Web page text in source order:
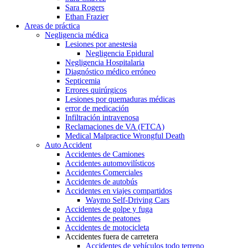
Sara Rogers
Ethan Frazier
Areas de práctica
Negligencia médica
Lesiones por anestesia
Negligencia Epidural
Negligencia Hospitalaria
Diagnóstico médico erróneo
Septicemia
Errores quirúrgicos
Lesiones por quemaduras médicas
error de medicación
Infiltración intravenosa
Reclamaciones de VA (FTCA)
Medical Malpractice Wrongful Death
Auto Accident
Accidentes de Camiones
Accidentes automovilísticos
Accidentes Comerciales
Accidentes de autobús
Accidentes en viajes compartidos
Waymo Self-Driving Cars
Accidentes de golpe y fuga
Accidentes de peatones
Accidentes de motocicleta
Accidentes fuera de carretera
Accidentes de vehículos todo terreno